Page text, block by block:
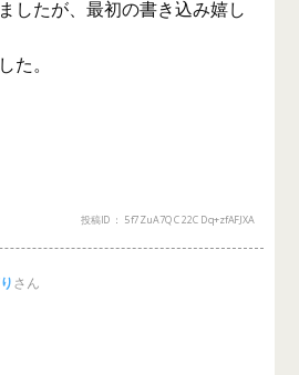
したが、最初の書き込み嬉し
た。
投稿ID： 5f7ZuA7QC22CDq+zfAFJXA
さん